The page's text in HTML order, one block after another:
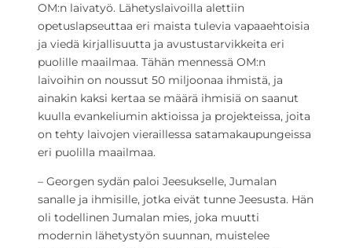
OM:n laivatyö. Lähetyslaivoilla alettiin
opetuslapseuttaa eri maista tulevia vapaaehtoisia
ja viedä kirjallisuutta ja avustustarvikkeita eri
puolille maailmaa. Tähän mennessä OM:n
laivoihin on noussut 50 miljoonaa ihmistä, ja
ainakin kaksi kertaa se määrä ihmisiä on saanut
kuulla evankeliumin aktioissa ja projekteissa, joita
on tehty laivojen vieraillessa satamakaupungeissa
eri puolilla maailmaa.
– Georgen sydän paloi Jeesukselle, Jumalan
sanalle ja ihmisille, jotka eivät tunne Jeesusta. Hän
oli todellinen Jumalan mies, joka muutti
modernin lähetystyön suunnan, muistelee